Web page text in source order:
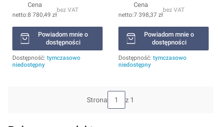
Cena
8 780,49 zł
bez VAT
Powiadom mnie o
dostępności
Dostępność: tymczasowo
niedostępny
Cena
7 398,37 zł
bez VAT
Powiadom mnie o
dostępności
Dostępność: tymczasowo
niedostępny
Strona z 1